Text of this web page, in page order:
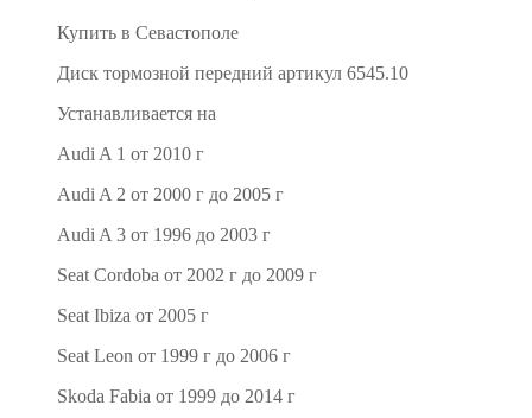
Купить в Севастополе
Диск тормозной передний артикул 6545.10
Устанавливается на
Audi A 1 от 2010 г
Audi A 2 от 2000 г до 2005 г
Audi A 3 от 1996 до 2003 г
Seat Cordoba от 2002 г до 2009 г
Seat Ibiza от 2005 г
Seat Leon от 1999 г до 2006 г
Skoda Fabia от 1999 до 2014 г